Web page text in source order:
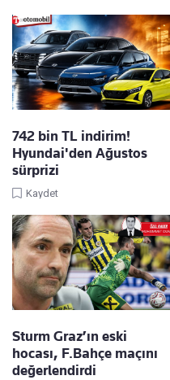
742 bin TL indirim!
Hyundai'den Ağustos
sürprizi
Kaydet
Sturm Graz’ın eski
hocası, F.Bahçe maçını
değerlendirdi